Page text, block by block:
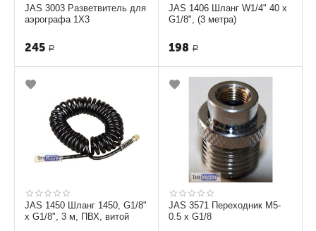
JAS 3003 Разветвитель для
аэрографа 1Х3
245 Р
JAS 1406 Шланг W1/4" 40 х
G1/8", (3 метра)
198 Р
JAS 1450 Шланг 1450, G1/8"
х G1/8", 3 м, ПВХ, витой
JAS 3571 Переходник М5-
0.5 х G1/8